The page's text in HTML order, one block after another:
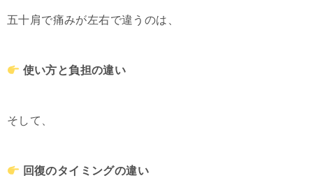
五十肩で痛みが左右で違うのは、
使い方と負担の違い
そして、
回復のタイミングの違い